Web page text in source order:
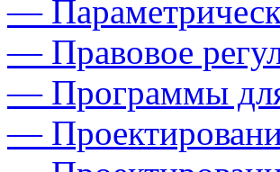
—
— Правовое
— Программы
—